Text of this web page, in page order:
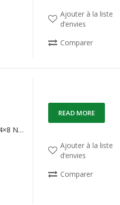
Ajouter à la liste
d’envies
Comparer
BQ3285EP Real Time Clock RTC IC with 114×8 NVSRAM
READ MORE
Ajouter à la liste
d’envies
Comparer